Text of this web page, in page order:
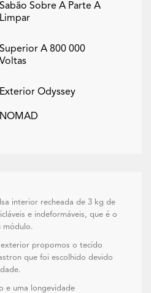
Sabão Sobre A Parte A
Limpar
Superior A 800 000
Voltas
Exterior Odyssey
NOMAD
interior recheada de 3 kg de
e indeformáveis, que é o
módulo.
exterior propomos o tecido
que foi escolhido devido
e uma longevidade